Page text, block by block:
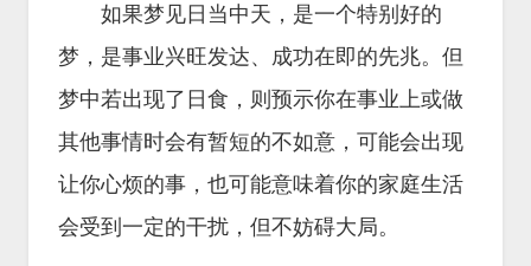
如果梦见日当中天，是一个特别好的
梦，是事业兴旺发达、成功在即的先兆。但
梦中若出现了日食，则预示你在事业上或做
其他事情时会有暂短的不如意，可能会出现
让你心烦的事，也可能意味着你的家庭生活
会受到一定的干扰，但不妨碍大局。